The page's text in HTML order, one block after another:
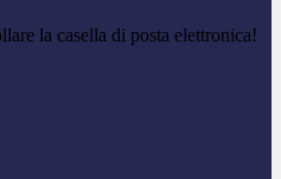
la casella di posta elettronica!